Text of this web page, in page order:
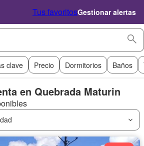
Tus favoritosGestionar alertas
clave Precio Dormitorios Baños
en Quebrada Maturin